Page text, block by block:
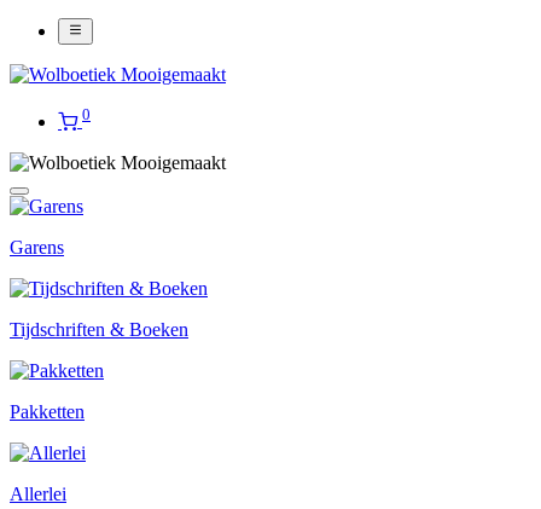
0
Garens
Tijdschriften & Boeken
Pakketten
Allerlei